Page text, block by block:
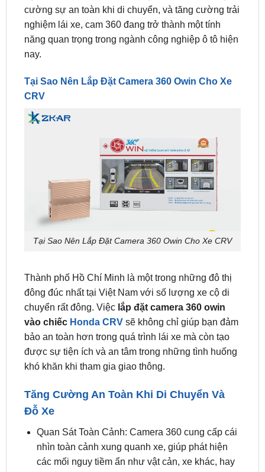
năng quan trọng trong ngành công nghiệp ô tô hiện
nay.
Tại Sao Nên Lắp Đặt Camera 360 Owin Cho Xe
Tại Sao Nên Lắp Đặt Camera 360 Owin Cho Xe CRV
Thành phố Hồ Chí Minh là một trong những đô thị
chuyển rất đông. Việclắp đặt camera 360 owin
vào chiếcHonda CRVsẽ không chỉ giúp bạn đảm
bảo an toàn hơn trong quá trình lái xe mà còn tạo
được sự tiện ích và an tâm trong những tình huống
khó khăn khi tham gia giao thông.
Tăng Cường An Toàn Khi Di Chuyển Và
Quan Sát Toàn Cảnh: Camera 360 cung cấp cái
nhìn toàn cảnh xung quanh xe, giúp phát hiện
các mối nguy tiềm ẩn như vật cản, xe khác, hay
người đi bộ.
Tránh Va Chạm: Giảm nguy cơ tai nạn khi lùi xe